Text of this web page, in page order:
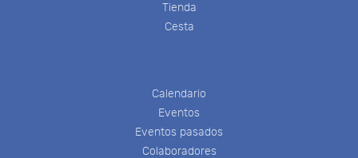
Tienda
Cesta
Calendario
Eventos
Eventos pasados
Colaboradores